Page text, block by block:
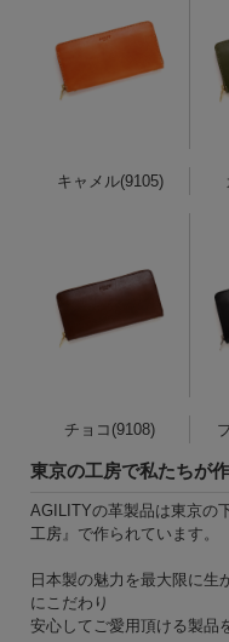
キャメル(9105)
チョコ(9108)
東京の工房で私たちが
AGILITYの革製品は東京の
工房 』で作られています。
日本製の魅力を最大限に生
にこだわり
安心してご愛用頂ける製品